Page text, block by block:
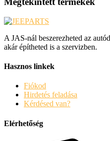
A JAS-nál beszerezheted az
akár építheted is a szervizben.
Hasznos linkek
Fiókod
Hirdetés feladása
Kérdésed van?
Elérhetőség